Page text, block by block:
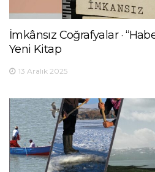
İmkânsız Coğrafyalar ·
Yeni Kitap
13 Aralık 2025